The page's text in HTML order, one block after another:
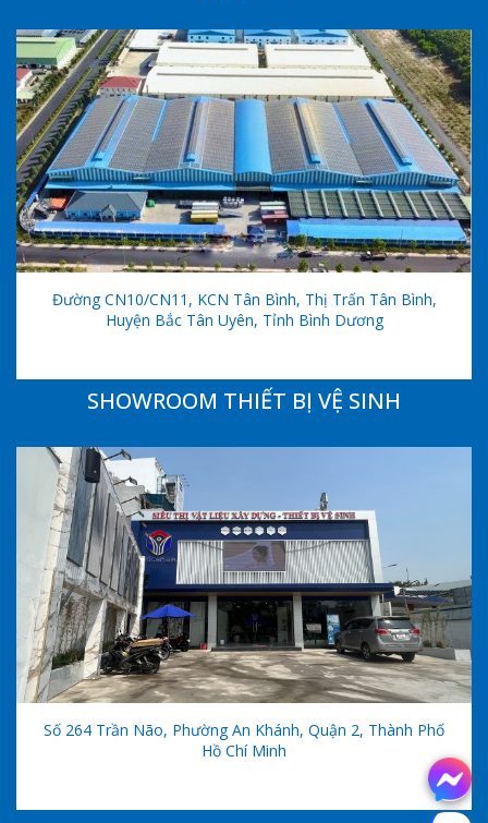
Đường CN10/CN11, KCN Tân Bình, Thị Trấn Tân Bình,
Huyện Bắc Tân Uyên, Tỉnh Bình Dương
SHOWROOM THIẾT BỊ VỆ SINH
Số 264 Trần Não, Phường An Khánh, Quận 2, Thành Phố
Hồ Chí Minh